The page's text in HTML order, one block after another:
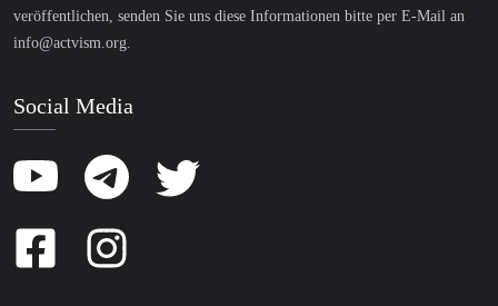
veröffentlichen, senden Sie uns diese Informationen bitte per E-Mail an
info@actvism.org.
Social Media